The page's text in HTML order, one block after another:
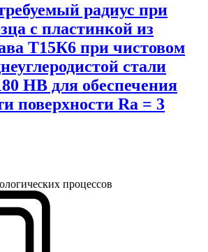
радиус при
с пластинкой из
Т15К6 при чистовом
стали
НВ для обеспечения
поверхности Ra = 3
процессов